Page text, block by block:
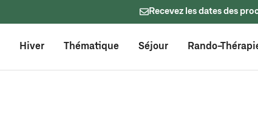
Recevez les dates des
Hiver Thématique Séjour Rando-